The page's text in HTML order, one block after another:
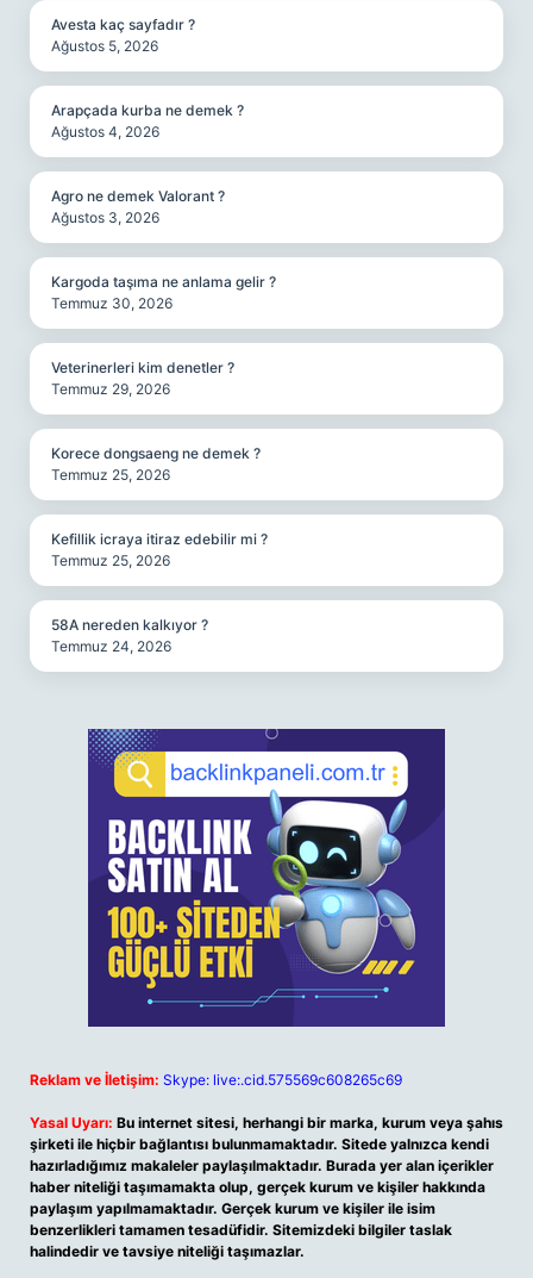
Avesta kaç sayfadır ?
Ağustos 5, 2026
Arapçada kurba ne demek ?
Ağustos 4, 2026
Agro ne demek Valorant ?
Ağustos 3, 2026
Kargoda taşıma ne anlama gelir ?
Temmuz 30, 2026
Veterinerleri kim denetler ?
Temmuz 29, 2026
Korece dongsaeng ne demek ?
Temmuz 25, 2026
Kefillik icraya itiraz edebilir mi ?
Temmuz 25, 2026
58A nereden kalkıyor ?
Temmuz 24, 2026
Reklam ve İletişim: Skype: live:.cid.575569c608265c69
Yasal Uyarı: Bu internet sitesi, herhangi bir marka, kurum veya şahıs
şirketi ile hiçbir bağlantısı bulunmamaktadır. Sitede yalnızca kendi
hazırladığımız makaleler paylaşılmaktadır. Burada yer alan içerikler
haber niteliği taşımamakta olup, gerçek kurum ve kişiler hakkında
paylaşım yapılmamaktadır. Gerçek kurum ve kişiler ile isim
benzerlikleri tamamen tesadüfidir. Sitemizdeki bilgiler taslak
halindedir ve tavsiye niteliği taşımazlar.